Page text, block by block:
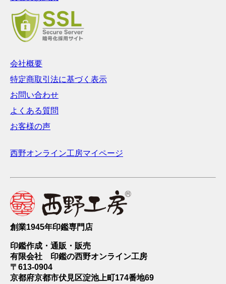
会社概要
特定商取引法に基づく表示
お問い合わせ
よくある質問
お客様の声
西野オンライン工房マイページ
創業1945年印鑑専門店
印鑑作成・通販・販売
有限会社 印鑑の西野オンライン工房
〒613-0904
京都府京都市伏見区淀池上町174番地69